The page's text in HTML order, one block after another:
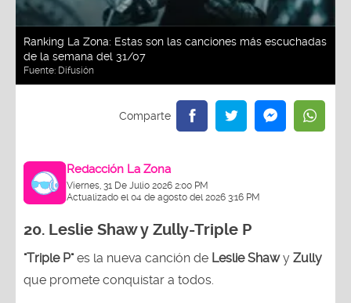
Ranking La Zona: Estas son las canciones más escuchadas
de la semana del 31/07
Fuente: Difusión
Redacción La Zona
Viernes, 31 De Julio 2026 2:00 PM
Actualizado el 04 de agosto del 2026 3:16 PM
20. Leslie Shaw y Zully-Triple P
"Triple P"es la nueva canción de Leslie Shawy Zully
que promete conquistar a todos.